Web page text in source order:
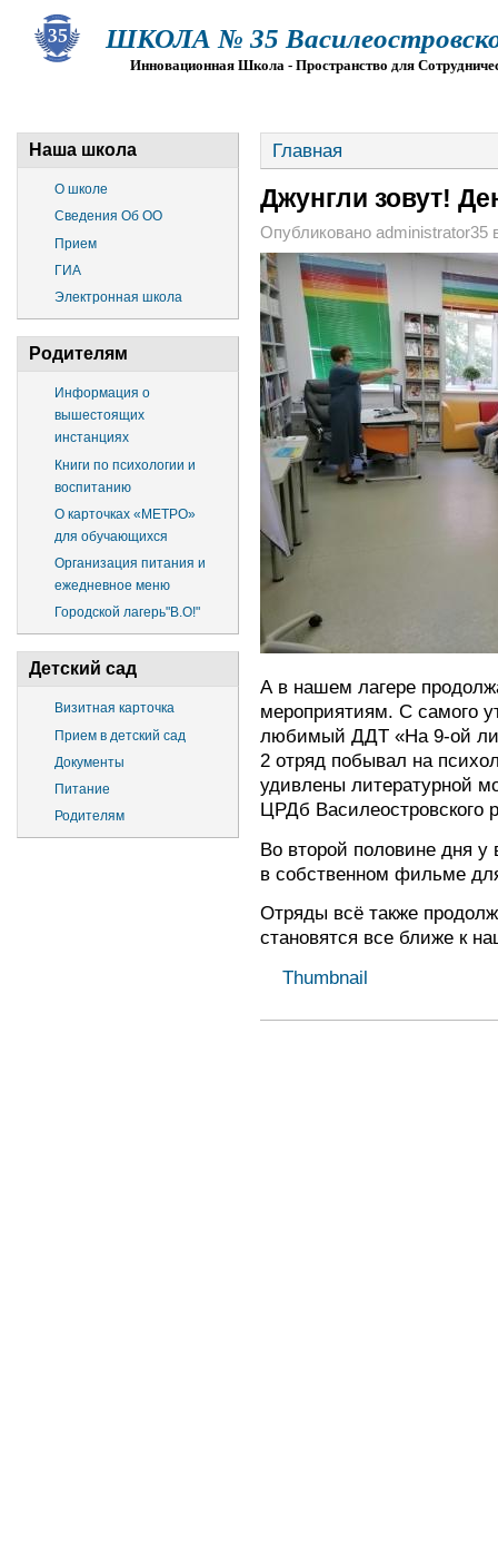
ШКОЛА № 35
Инновационная Школа - Пространство для
Наша школа
О школе
Сведения Об ОО
Прием
ГИА
Электронная школа
Родителям
Информация о
вышестоящих
инстанциях
Книги по психологии и
воспитанию
О карточках «МЕТРО»
для обучающихся
Организация питания и
ежедневное меню
Городской лагерь"В.О!"
Детский сад
Визитная карточка
Прием в детский сад
Документы
Питание
Родителям
Главная
Джунгли зовут!
Опубликовано administrator35
А в нашем лагере
мероприятиям. С самого
любимый ДДТ «На 9-ой
2 отряд побывал на
удивлены литературной
ЦРДб Василеостровского
Во второй половине дня
в собственном фильме
Отряды всё также
становятся все ближе к
Thumbnail